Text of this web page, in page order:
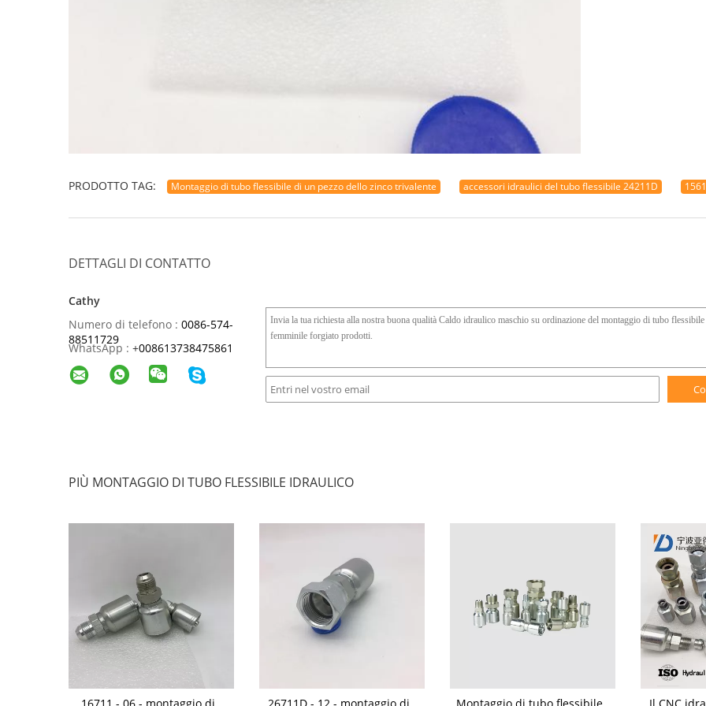
PRODOTTO TAG: Montaggio di tubo flessibile di un pezzo dello zinco trivalente accessori idraulici del tubo flessibile 24211D
DETTAGLI DI CONTATTO
Cathy
Numero di telefono : 0086-574-
88511729
WhatsApp : +008613738475861
PIÙ MONTAGGIO DI TUBO FLESSIBILE IDRAULICO